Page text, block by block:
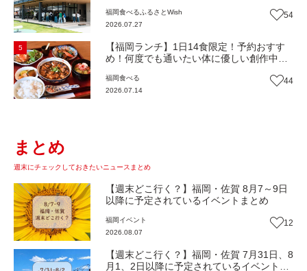
『bound garden』（福岡・新宮町）【まち
歩き】
福岡食べるふるさとWish
2026.07.27
54
5
【福岡ランチ】1日14食限定！予約おすす
め！何度でも通いたい体に優しい創作中華
【まち歩き】
福岡食べる
2026.07.14
44
まとめ
週末にチェックしておきたいニュースまとめ
【週末どこ行く？】福岡・佐賀 8月7～9日
以降に予定されているイベントまとめ
福岡 イベント
2026.08.07
12
【週末どこ行く？】福岡・佐賀 7月31日、8
月1、2日以降に予定されているイベントま